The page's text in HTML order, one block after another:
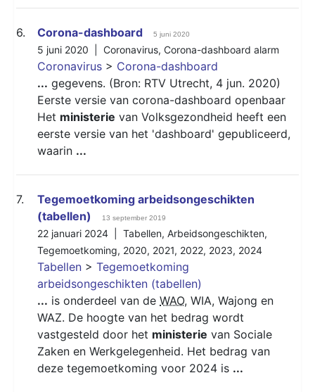
6. Corona-dashboard 5 juni 2020
5 juni 2020 | Coronavirus, Corona-dashboard alarm
Coronavirus > Corona-dashboard
... gegevens. (Bron: RTV Utrecht, 4 jun. 2020)
Eerste versie van corona-dashboard openbaar
Het ministerie van Volksgezondheid heeft een
eerste versie van het 'dashboard' gepubliceerd,
waarin ...
7.
Tegemoetkoming arbeidsongeschikten
(tabellen)
13 september 2019
22 januari 2024 | Tabellen, Arbeidsongeschikten,
Tegemoetkoming, 2020, 2021, 2022, 2023, 2024
Tabellen > Tegemoetkoming
arbeidsongeschikten (tabellen)
... is onderdeel van de WAO, WIA, Wajong en
WAZ. De hoogte van het bedrag wordt
vastgesteld door het ministerie van Sociale
Zaken en Werkgelegenheid. Het bedrag van
deze tegemoetkoming voor 2024 is ...